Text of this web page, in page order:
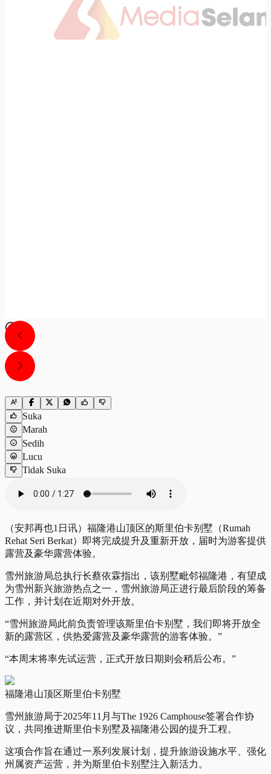
Suka
Marah
Sedih
Lucu
Tidak Suka
（安邦再也1日讯）福隆港山顶区的斯里伯卡别墅（Rumah
Rehat Seri Berkat）即将完成提升及重新开放，届时为游客提供
露营及豪华露营体验。
雪州旅游局总执行长蔡依霖指出，该别墅毗邻福隆港，有望成
为雪州新兴旅游热点之一，雪州旅游局正进行最后阶段的筹备
工作，并计划在近期对外开放。
“雪州旅游局此前负责管理该斯里伯卡别墅，我们即将开放全
新的露营区，供热爱露营及豪华露营的游客体验。”
“本周末将率先试运营，正式开放日期则会稍后公布。”
福隆港山顶区斯里伯卡别墅
雪州旅游局于2025年11月与The 1926 Camphouse签署合作协
议，共同推进斯里伯卡别墅及福隆港公园的提升工程。
这项合作旨在通过一系列发展计划，提升旅游设施水平、强化
州属资产运营，并为斯里伯卡别墅注入新活力。